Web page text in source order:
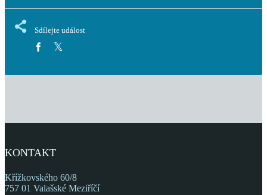
Sdílejte událost
KONTAKT
Křížkovského 60/8
757 01 Valašské Meziříčí